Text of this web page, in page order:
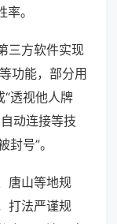
。
三方软件实现
功能，部分用
“透视他人牌
动连接等技
号”。
唐山等地规
打法严谨规